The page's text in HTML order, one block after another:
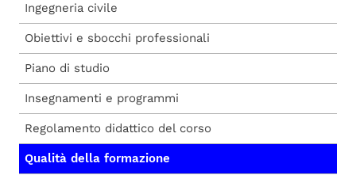
Ingegneria civile
Obiettivi e sbocchi professionali
Piano di studio
Insegnamenti e programmi
Regolamento didattico del corso
Qualità della formazione